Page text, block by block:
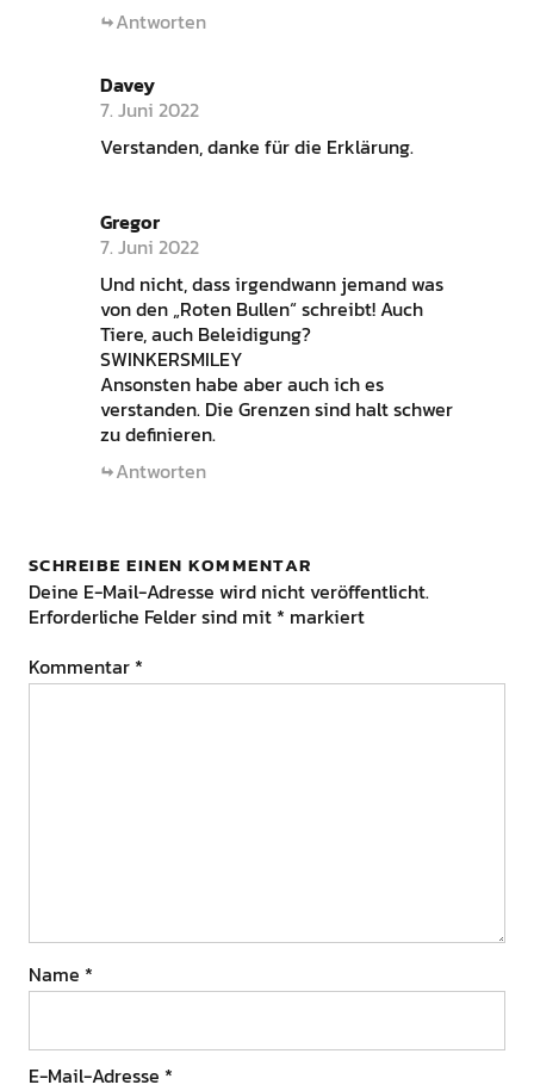
Antworten
Davey
7. Juni 2022
Verstanden, danke für die Erklärung.
Gregor
7. Juni 2022
Und nicht, dass irgendwann jemand was
von den „Roten Bullen“ schreibt! Auch
Tiere, auch Beleidigung?
SWINKERSMILEY
Ansonsten habe aber auch ich es
verstanden. Die Grenzen sind halt schwer
zu definieren.
Antworten
SCHREIBE EINEN KOMMENTAR
Deine E-Mail-Adresse wird nicht veröffentlicht.
Erforderliche Felder sind mit * markiert
Kommentar *
Name *
E-Mail-Adresse *